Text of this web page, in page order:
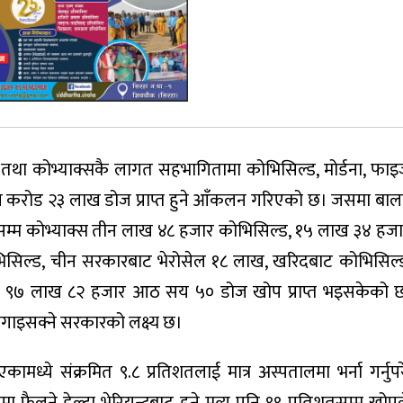
कोभ्याक्सकै लागत सहभागितामा कोभिसिल्ड, मोर्डना,
२३ लाख डोज प्राप्त हुने आँकलन गरिएको छ। जसमा
कोभ्याक्स तीन लाख ४८ हजार कोभिसिल्ड, १५ लाख ३४
चीन सरकारबाट भेरोसेल १८ लाख, खरिदबाट
लाख ८२ हजार आठ सय ५० डोज खोप प्राप्त भइसकेको
सरकारको लक्ष्य छ।
संक्रमित ९.८ प्रतिशतलाई मात्र अस्पतालमा भर्ना